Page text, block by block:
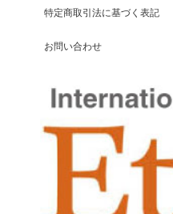
特定商取引法に基づく表記
お問い合わせ